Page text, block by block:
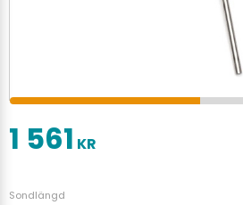
1 561 KR
Sondlängd